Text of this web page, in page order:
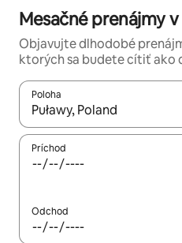
Mesačné prenájmy
Objavujte dlhodobé
ktorých sa budete cítiť ako
Poloha
Keď budú výsledky k
Príchod
Odchod